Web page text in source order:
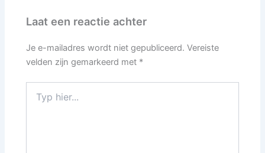
Laat een reactie achter
Je e-mailadres wordt niet gepubliceerd. Vereiste
velden zijn gemarkeerd met *
hier...